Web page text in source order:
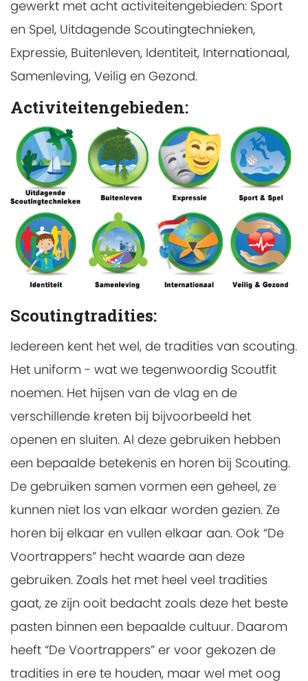
gewerkt met acht activiteitengebieden: Sport
en Spel, Uitdagende Scoutingtechnieken,
Expressie, Buitenleven, Identiteit, Internationaal,
Samenleving, Veilig en Gezond.
Activiteitengebieden:
Scoutingtradities:
Iedereen kent het wel, de tradities van scouting.
Het uniform - wat we tegenwoordig Scoutfit
noemen. Het hijsen van de vlag en de
verschillende kreten bij bijvoorbeeld het
openen en sluiten. Al deze gebruiken hebben
een bepaalde betekenis en horen bij Scouting.
De gebruiken samen vormen een geheel, ze
kunnen niet los van elkaar worden gezien. Ze
horen bij elkaar en vullen elkaar aan. Ook “De
Voortrappers” hecht waarde aan deze
gebruiken. Zoals het met heel veel tradities
gaat, ze zijn ooit bedacht zoals deze het beste
pasten binnen een bepaalde cultuur. Daarom
heeft “De Voortrappers” er voor gekozen de
tradities in ere te houden, maar wel met oog